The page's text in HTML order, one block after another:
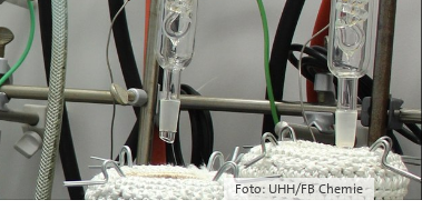
Foto: UHH/FB Chemie